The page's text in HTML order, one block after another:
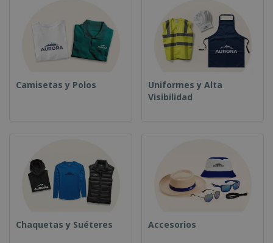
Camisetas y Polos
Uniformes y Alta
Visibilidad
Chaquetas y Suéteres Accesorios